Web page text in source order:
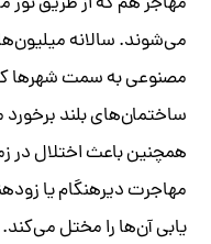
می‌شوند. سالانه
مصنوعی به سمت شهرها
ساختمان‌های بلند
همچنین باعث اختلال در
مهاجرت دیرهنگام یا
یابی آن‌ها را مختل می‌کند.